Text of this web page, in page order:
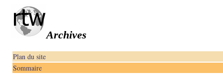
Archives
Plan du site
Sommaire